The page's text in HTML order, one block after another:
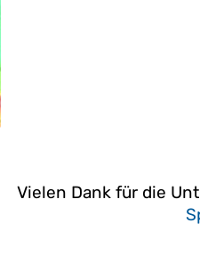
Vielen Dank für die